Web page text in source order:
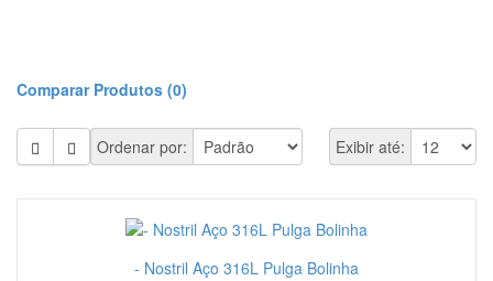
Comparar Produtos (0)
Exibir até:
Ordenar por:
- Nostril Aço 316L Pulga Bolinha